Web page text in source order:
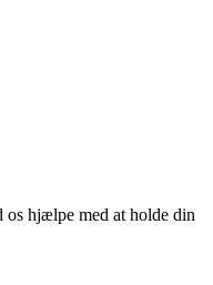
os hjælpe med at holde din